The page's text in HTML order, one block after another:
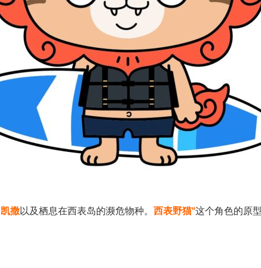
凯撒以及栖息在西表岛的濒危物种。 西表野猫"这个角色的原